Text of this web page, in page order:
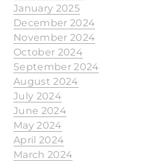
January 2025
December 2024
November 2024
October 2024
September 2024
August 2024
July 2024
June 2024
May 2024
April 2024
March 2024